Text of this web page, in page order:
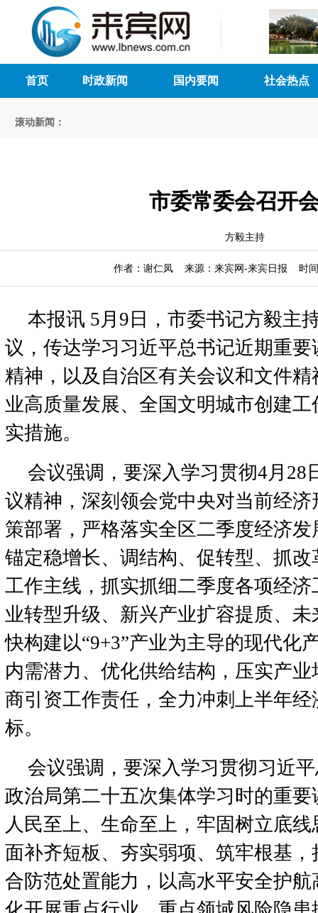
首页 时政新闻 国内要闻 社会热点
滚动新闻：
市委常委会召开
方毅主持
作者：谢仁凤 来源：来宾网-来宾日报 时间
本报讯 5月9日，市委书记方毅主
议，传达学习习近平总书记近期重
精神，以及自治区有关会议和文件
业高质量发展、全国文明城市创建
实措施。
会议强调，要深入学习贯彻4月28
议精神，深刻领会党中央对当前经
策部署，严格落实全区二季度经济
锚定稳增长、调结构、促转型、抓
工作主线，抓实抓细二季度各项经
业转型升级、新兴产业扩容提质、
快构建以“9+3”产业为主导的现代化
内需潜力、优化供给结构，压实产
商引资工作责任，全力冲刺上半年经
标。
会议强调，要深入学习贯彻习近
政治局第二十五次集体学习时的重
人民至上、生命至上，牢固树立底
面补齐短板、夯实弱项、筑牢根基
合防范处置能力，以高水平安全护